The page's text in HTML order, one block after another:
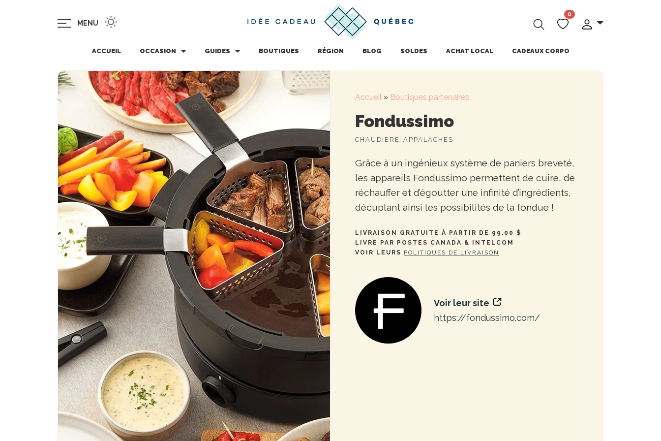
MENU
0
ACCUEIL OCCASION GUIDES BOUTIQUES RÉGION BLOG SOLDES ACHAT LOCAL CADEAUX CORPO
Accueil » Boutiques partenaires
Fondussimo
CHAUDIÈRE-APPALACHES
Grâce à un ingénieux système de paniers breveté,
les appareils Fondussimo permettent de cuire, de
réchauffer et d’égoutter une infinité d’ingrédients,
décuplant ainsi les possibilités de la fondue !
LIVRAISON GRATUITE À PARTIR DE 99.00 $
LIVRÉ PAR POSTES CANADA & INTELCOM
VOIR LEURS POLITIQUES DE LIVRAISON
Voir leur site
https://fondussimo.com/